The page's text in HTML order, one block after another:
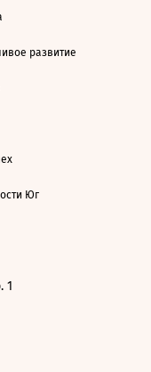
развитие
Юг
1